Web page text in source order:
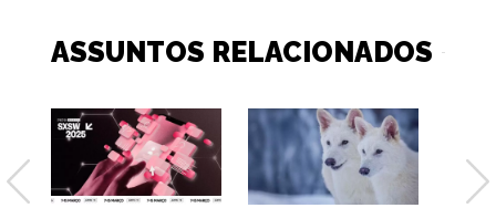
ASSUNTOS RELACIONADOS